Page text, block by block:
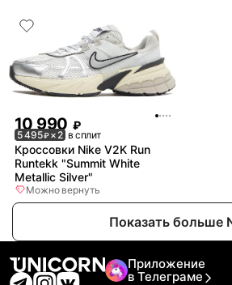
10 990 ₽
5 495₽× 2 в сплит
Кроссовки Nike V2K Run
Runtekk "Summit White
Metallic Silver"
Можно вернуть
Показать больше
Приложение
в Телеграме